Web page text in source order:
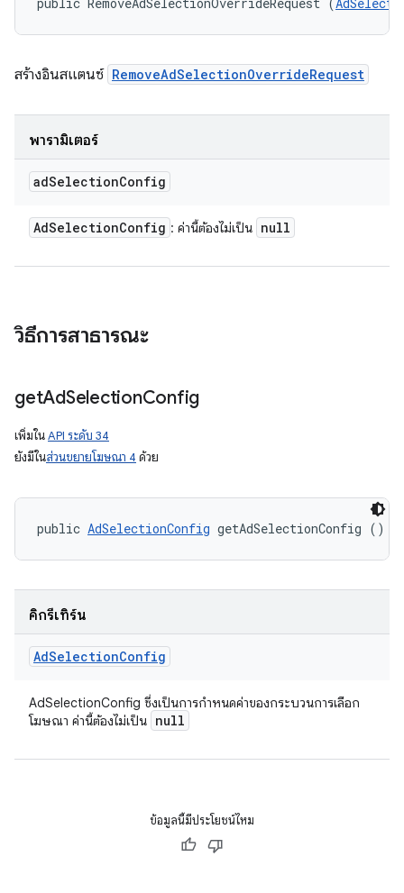
สร้างอินสแตนซ์ RemoveAdSelectionOverrideRequest
พารามิเตอร์
adSelectionConfig
AdSelectionConfig : ค่านี้ต้องไม่เป็น null
วิธีการสาธารณะ
getAdSelectionConfig
เพิ่มในAPI ระดับ 34
ยังมีในส่วนขยายโฆษณา 4 ด้วย
public AdSelectionConfig getAdSelectionConfig ()
คิกรีเทิร์น
AdSelectionConfig
AdSelectionConfig ซึ่งเป็นการกำหนดค่าของกระบวนการเลือก
โฆษณา ค่านี้ต้องไม่เป็น null
ข้อมูลนี้มีประโยชน์ไหม